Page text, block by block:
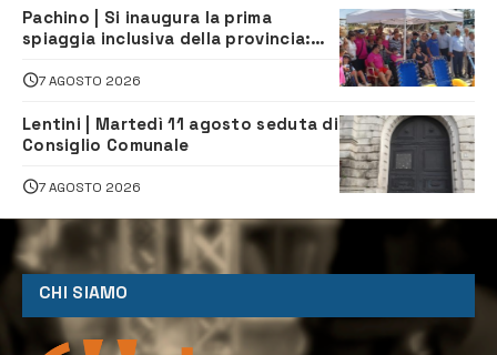
Pachino | Si inaugura la prima
spiaggia inclusiva della provincia:
tutti
7 AGOSTO 2026
Lentini | Martedì 11 agosto seduta di
Consiglio Comunale
7 AGOSTO 2026
CHI SIAMO